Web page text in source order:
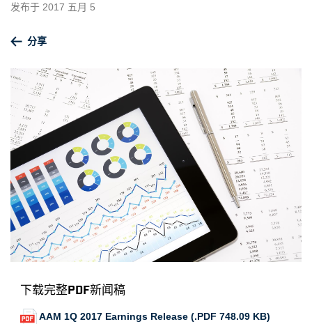
发布于 2017 五月 5
分享
下载完整PDF新闻稿
AAM 1Q 2017 Earnings Release (.PDF 748.09 KB)